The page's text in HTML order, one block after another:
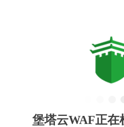
堡塔云WAF正在